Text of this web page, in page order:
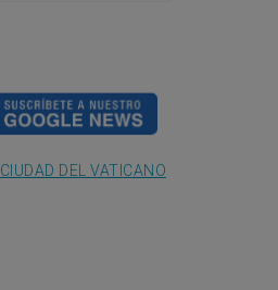
CIUDAD DEL VATICANO